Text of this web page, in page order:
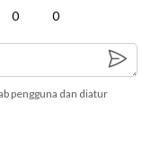
0 0
pengguna dan diatur